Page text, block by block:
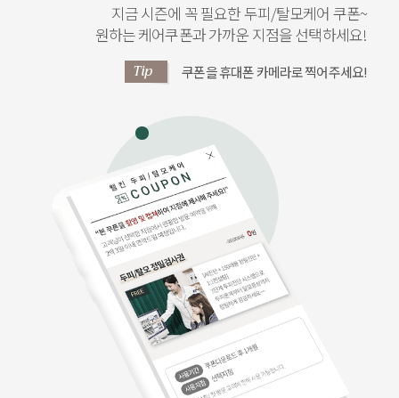
지금 시즌에 꼭 필요한 두피/탈모케어 쿠폰~
원하는 케어쿠폰과 가까운 지점을 선택하세요!
Tip 쿠폰을 휴대폰 카메라로 찍어주세요!